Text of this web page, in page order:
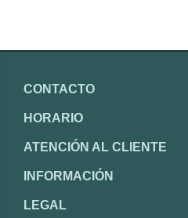
CONTACTO
HORARIO
ATENCIÓN AL CLIENTE
INFORMACIÓN
LEGAL